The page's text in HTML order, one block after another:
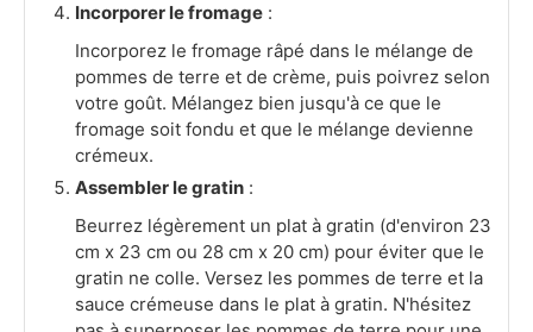
Incorporer le fromage :
Incorporez le fromage râpé dans le mélange de
pommes de terre et de crème, puis poivrez selon
votre goût. Mélangez bien jusqu'à ce que le
fromage soit fondu et que le mélange devienne
crémeux.
Assembler le gratin :
Beurrez légèrement un plat à gratin (d'environ 23
cm x 23 cm ou 28 cm x 20 cm) pour éviter que le
gratin ne colle. Versez les pommes de terre et la
sauce crémeuse dans le plat à gratin. N'hésitez